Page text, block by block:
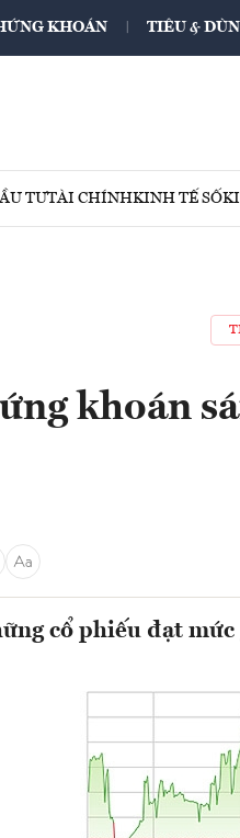
KHOÁN TIÊU &
TƯTÀI CHÍNHKINH TẾ SỐ
khoán
cổ phiếu đạt mức